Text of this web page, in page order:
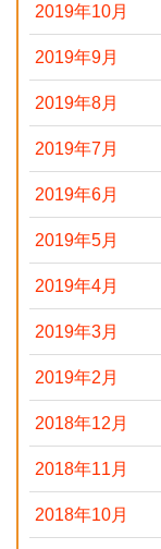
2019年10月
2019年9月
2019年8月
2019年7月
2019年6月
2019年5月
2019年4月
2019年3月
2019年2月
2018年12月
2018年11月
2018年10月